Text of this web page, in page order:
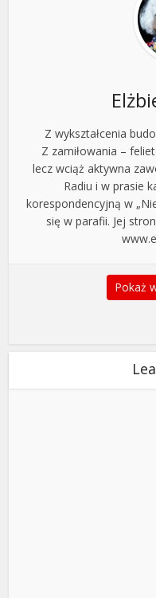
Z wykształcenia
Z zamiłowania –
lecz wciąż aktywna
Radiu i w prasie
korespondencyjną w
się w parafii. Jej
Pokaż